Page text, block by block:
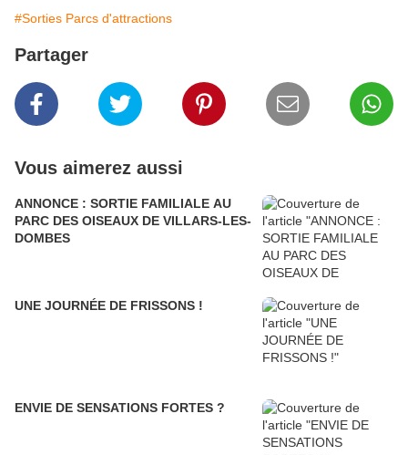
#Sorties Parcs d'attractions
Partager
Vous aimerez aussi
ANNONCE : SORTIE FAMILIALE AU
PARC DES OISEAUX DE VILLARS-LES-
DOMBES
UNE JOURNÉE DE FRISSONS !
ENVIE DE SENSATIONS FORTES ?